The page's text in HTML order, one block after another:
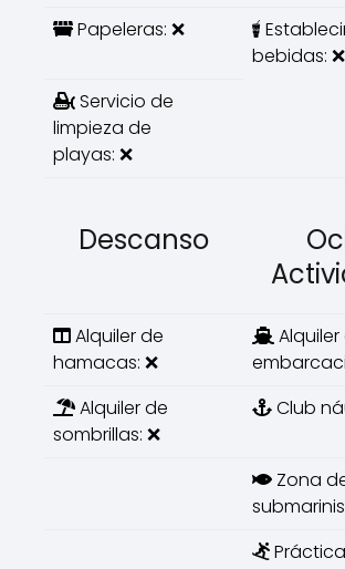
Papeleras: ❌
bebidas: ❌
Servicio de
limpieza de
playas: ❌
Descanso
Alquiler de
hamacas: ❌
Alquiler
Alquiler de
sombrillas: ❌
Club
Zona